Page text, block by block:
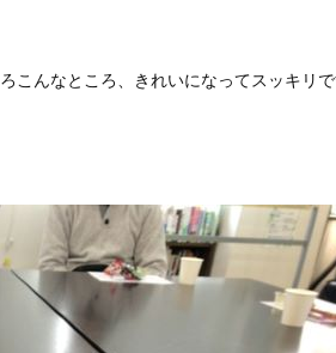
こんなところ、きれいになってスッキリで